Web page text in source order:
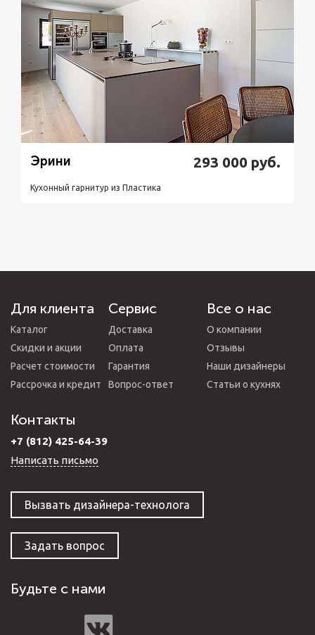
Эрини 293 000 руб.
Кухонный гарнитур из Пластикa
Для клиента
Каталог
Скидки и акции
Расчет стоимости
Рассрочка и кредит
Сервис
Доставка
Оплата
Гарантия
Вопрос-ответ
Все о нас
О компании
Отзывы
Наши дизайнеры
Статьи о кухнях
Контакты
+7 (812) 425-64-39
Написать письмо
Вызвать дизайнера-технолога
Задать вопрос
Будьте с нами